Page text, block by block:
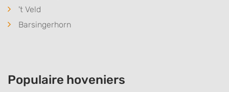
't Veld
Barsingerhorn
Populaire hoveniers